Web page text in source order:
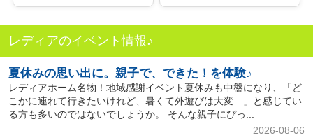
レディアのイベント情報♪
夏休みの思い出に。親子で、できた！を体験♪
レディアホーム名物！地域感謝イベント夏休みも中盤になり、「ど
こかに連れて行きたいけれど、暑くて外遊びは大変…」と感じてい
る方も多いのではないでしょうか。 そんな親子にぴっ...
2026-08-06